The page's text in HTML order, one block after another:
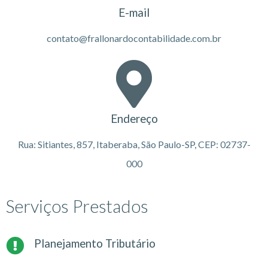
E-mail
contato@frallonardocontabilidade.com.br
Endereço
Rua: Sitiantes, 857, Itaberaba, São Paulo-SP, CEP: 02737-
000
Serviços Prestados
Planejamento Tributário